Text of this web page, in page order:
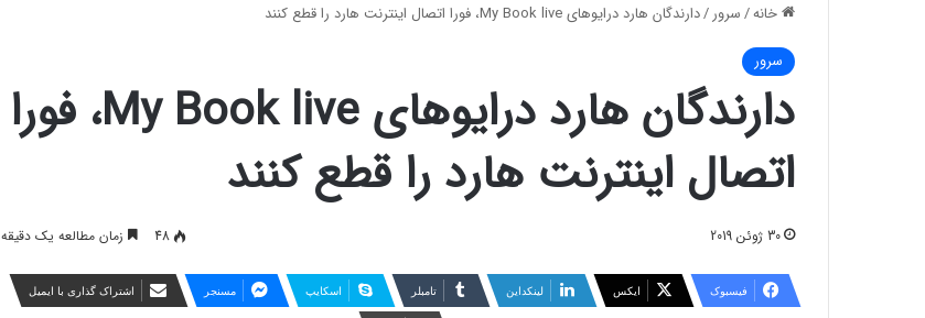
خانه/سرور/دارندگان هارد درایوهای My Book live، فورا اتصال اینترنت هارد را قطع کنند
سرور
دارندگان هارد درایوهای My Book live، فورا
اتصال اینترنت هارد را قطع کنند
30 ژوئن 2019 48 زمان مطالعه یک دقیقه
فیسبوک ایکس لینکداین تامبلر اسکایپ مسنجر اشتراک گذاری با ایمیل